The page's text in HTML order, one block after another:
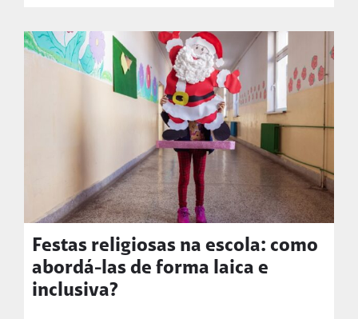
Festas religiosas na escola: como
abordá-las de forma laica e
inclusiva?